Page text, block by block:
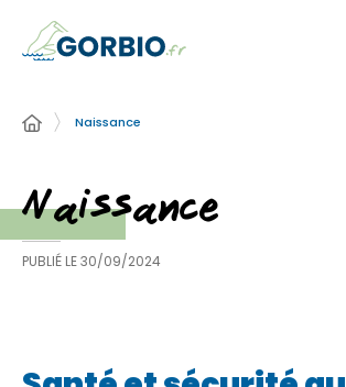
Naissance
Naissance
PUBLIÉ LE30/09/2024